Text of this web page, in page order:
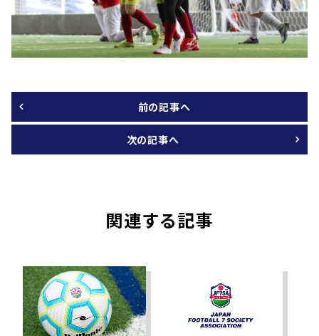
前の記事へ
次の記事へ
関連する記事